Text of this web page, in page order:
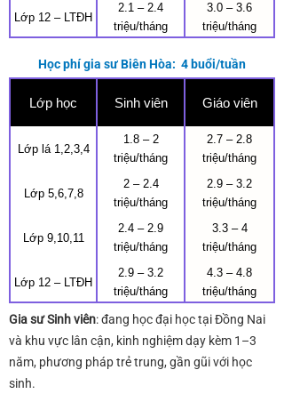
Lớp 12 – LTĐH
2.1 – 2.4
triệu/tháng
3.0 – 3.6
triệu/tháng
Học phí gia sư Biên Hòa: 4 buổi/tuần
Lớp học Sinh viên Giáo viên
Lớp lá 1,2,3,4
1.8 – 2
triệu/tháng
2.7 – 2.8
triệu/tháng
Lớp 5,6,7,8
2 – 2.4
triệu/tháng
2.9 – 3.2
triệu/tháng
Lớp 9,10,11
2.4 – 2.9
triệu/tháng
3.3 – 4
triệu/tháng
Lớp 12 – LTĐH
2.9 – 3.2
triệu/tháng
4.3 – 4.8
triệu/tháng
Gia sư Sinh viên: đang học đại học tại Đồng Nai
và khu vực lân cận, kinh nghiệm dạy kèm 1–3
năm, phương pháp trẻ trung, gần gũi với học
sinh.